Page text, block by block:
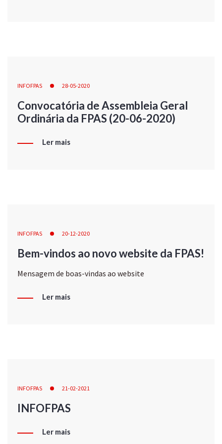
INFOFPAS 28-05-2020
Convocatória de Assembleia Geral
Ordinária da FPAS (20-06-2020)
Ler mais
INFOFPAS 20-12-2020
Bem-vindos ao novo website da FPAS!
Mensagem de boas-vindas ao website
Ler mais
INFOFPAS 21-02-2021
INFOFPAS
Ler mais